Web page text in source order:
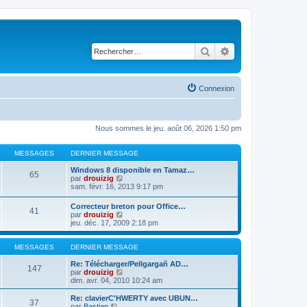
Rechercher
Connexion
Nous sommes le jeu. août 06, 2026 1:50 pm
MESSAGES DERNIER MESSAGE
65
Windows 8 disponible en Tamaz…
par drouizig
o
u
l
t
e
r
l
d
e
r
n
i
sam. févr. 16, 2013 9:17 pm
41
Correcteur breton pour Office…
par drouizig
o
n
s
u
l
t
r
l
e
jeu. déc. 17, 2009 2:18 pm
MESSAGES DERNIER MESSAGE
147
Re: Télécharger/Pellgargañ AD…
par drouizig
o
n
s
dim. avr. 04, 2010 10:24 am
37
Re: clavierC'HWERTY avec UBUN…